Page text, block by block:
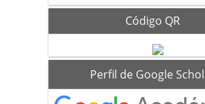
Código QR
scholarPerfil de Google